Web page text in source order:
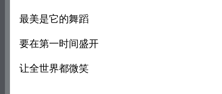
最美是它的舞蹈
要在第一时间盛开
让全世界都微笑